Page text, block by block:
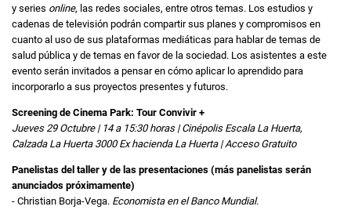
y series online, las redes sociales, entre otros temas. Los estudios y
cadenas de televisión podrán compartir sus planes y compromisos en
cuanto al uso de sus plataformas mediáticas para hablar de temas de
salud pública y de temas en favor de la sociedad. Los asistentes a este
evento serán invitados a pensar en cómo aplicar lo aprendido para
incorporarlo a sus proyectos presentes y futuros.
Screening de Cinema Park: Tour Convivir +
Jueves 29 Octubre | 14 a 15:30 horas | Cinépolis Escala La Huerta,
Calzada La Huerta 3000 Ex hacienda La Huerta | Acceso Gratuito
Panelistas del taller y de las presentaciones (más panelistas serán
anunciados próximamente)
- Christian Borja-Vega. Economista en el Banco Mundial.